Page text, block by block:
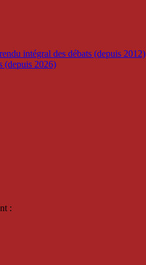
intégral des débats (depuis 2012)
(depuis 2026)
: